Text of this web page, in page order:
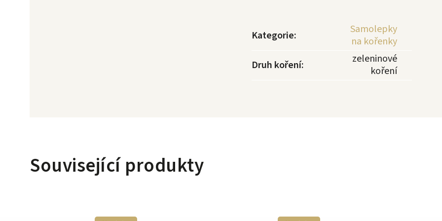
Kategorie:
Samolepky
na kořenky
Druh koření:
zeleninové
koření
Související produkty